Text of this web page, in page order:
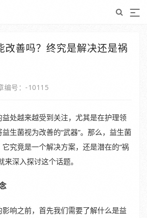
改善吗？终究是解决还是祸
编号：-10115
处越来越受到关注，尤其是在护理领
生菌视为改善的“武器”。那么，益生菌
究竟是一个解决方案，还是潜在的“祸
来深入探讨这个话题。
响之前，首先我们需要了解什么是益